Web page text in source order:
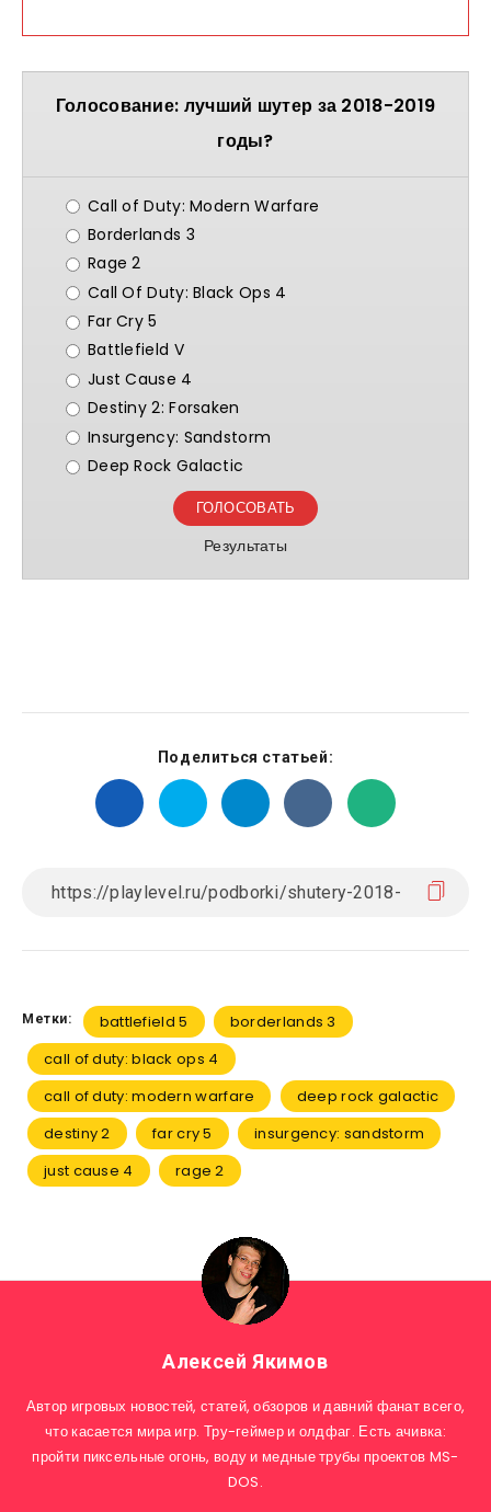
Голосование: лучший шутер за 2018-2019
годы?
Call of Duty: Modern Warfare
Borderlands 3
Rage 2
Call Of Duty: Black Ops 4
Far Cry 5
Battlefield V
Just Cause 4
Destiny 2: Forsaken
Insurgency: Sandstorm
Deep Rock Galactic
Результаты
Поделиться статьей:
Метки: battlefield 5
borderlands 3
call of duty: black ops 4
call of duty: modern warfare
deep rock galactic
destiny 2
far cry 5
insurgency: sandstorm
just cause 4
rage 2
Алексей Якимов
Автор игровых новостей, статей, обзоров и давний фанат всего,
что касается мира игр. Тру-геймер и олдфаг. Есть ачивка:
пройти пиксельные огонь, воду и медные трубы проектов MS-
DOS.